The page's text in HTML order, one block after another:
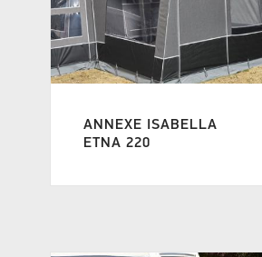
ANNEXE ISABELLA
ETNA 220